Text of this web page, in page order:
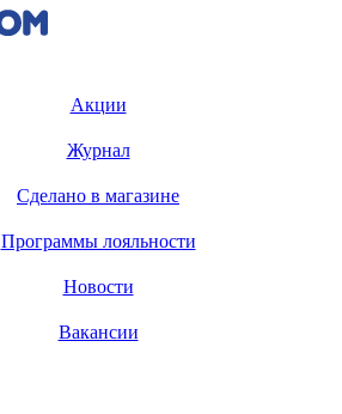
Акции
Журнал
Сделано в магазине
Программы лояльности
Новости
Вакансии